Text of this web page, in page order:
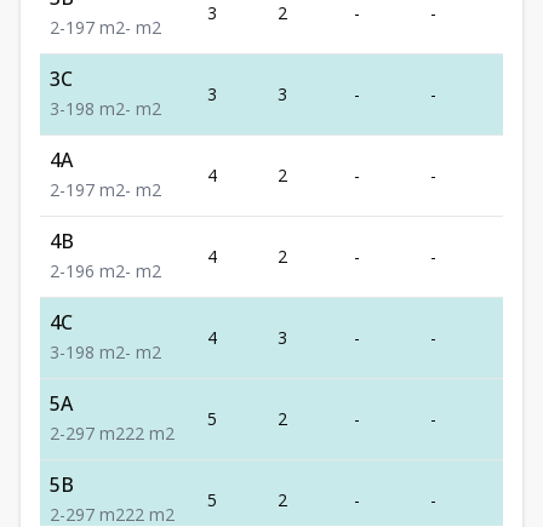
2-1 97 m2- m2
3 2 - -
3C
3-1 98 m2- m2
3 3 - -
4A
2-1 97 m2- m2
4 2 - -
4B
2-1 96 m2- m2
4 2 - -
4C
3-1 98 m2- m2
4 3 - -
5A
2-297 m222 m2
5 2 - -
5B
2-297 m222 m2
5 2 - -